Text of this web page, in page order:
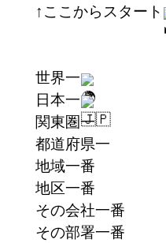
↑ここからスタート
世界一
日本一
関東圏一
都道府県一
地域一番
地区一番
その会社一番
その部署一番